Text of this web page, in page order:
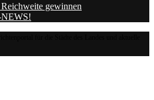
gewinnen
NEWS!